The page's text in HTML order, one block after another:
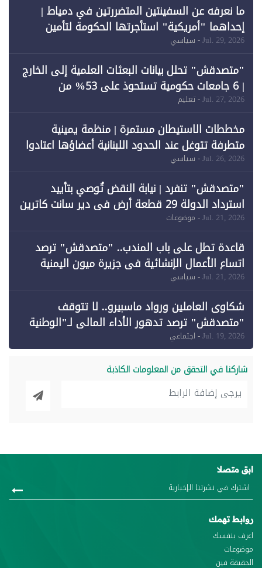
ما نعرفه عن السفينتين المتضررتين في دمياط |
إحداهما "أمريكية" استأجرتها الحكومة لتأمين
احتياجات الطاقة
Jul. 29, 2026- سياسي
"متصدقش" تحلل بيانات البعثات العلمية إلى الخارج
| 6 جامعات حكومية تستحوذ على 53% من
Jul. 27, 2026- تعليم
مخططات الاستيطان مستمرة | منظمة يمينية
متطرفة تتوغل عند الحدود اللبنانية أعضاؤها اعتادوا
خرق الحدود
Jul. 26, 2026- سياسي
"متصدقش" تنفرد | نيابة النقض تُوصي بتأييد
استرداد الدولة 29 قطعة أرض في دير سانت كاترين
وقبول طعن الحكومة جزئيًا (1)
Jul. 21, 2026- موضوعات
قاعدة تطل على باب المندب.. "متصدقش" ترصد
اتساع الأعمال الإنشائية في جزيرة ميون اليمنية
Jul. 21, 2026- سياسي
شكاوى العاملين ورواد ماسبيرو.. لا تتوقف
"متصدقش" ترصد تدهور الأداء المالي لـ"الوطنية
للإعلام"
Jul. 19, 2026- اجتماعي
شاركنا في التحقق من المعلومات الكاذبة
ابق متصلا
روابط تهمك
اعرف بنفسك
موضوعات
الحقيقة فين